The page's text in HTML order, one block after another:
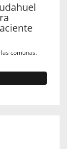
comunas.